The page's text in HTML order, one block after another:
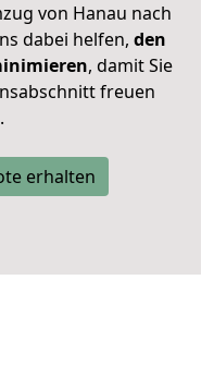
von Hanau nach
dabei helfen, den
, damit Sie
freuen
erhalten